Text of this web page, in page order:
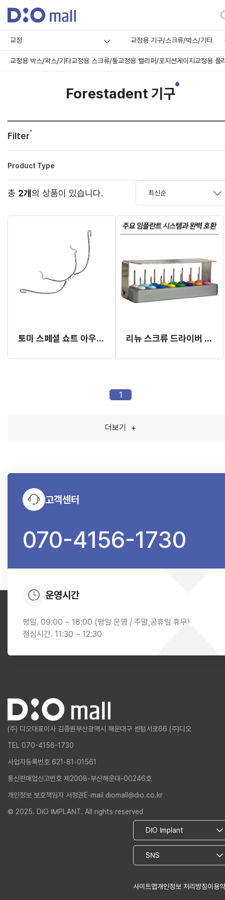
교정 교정용 기구/스크류/박스/기타
교정용 박스/왁스/기타교정용 스크류/툴교정용 캘리퍼/포지션게이지 교정용 플
Forestadent 기구
Filter
Product Type
총 2개의 상품이 있습니다.
토미 스페셜 쇼트 아우터 페이스 보우 리뉴 스크류 드라이버 킷트 (16종)
1
더보기 +
고객센터
070-4156-1730
운영시간
평일. 09:00 ~ 18:00 (평일 운영 / 주말,공휴일 휴무)
점심시간. 11:30 ~ 12:30
(주) 디오대표이사 김종원부산광역시 해운대구 센텀서로66 (주)디오
TEL 070-4156-1730
사업자등록번호 621-81-01561
통신판매업신고번호 제2008-부산해운대-00246호
개인정보 보호책임자 서정권 E-mail diomall@dio.co.kr
© 2025. DIO IMPLANT. All rights reserved
사이트맵개인정보 처리방침이용